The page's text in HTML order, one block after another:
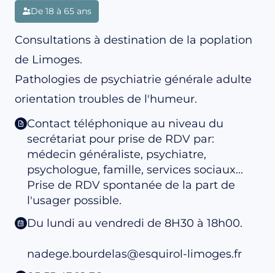
De 18 à 65 ans
Consultations à destination de la poplation
de Limoges.
Pathologies de psychiatrie générale adulte
orientation troubles de l'humeur.
Contact téléphonique au niveau du
secrétariat pour prise de RDV par:
médecin généraliste, psychiatre,
psychologue, famille, services sociaux...
Prise de RDV spontanée de la part de
l'usager possible.
Du lundi au vendredi de 8H30 à 18h00.
nadege.bourdelas@esquirol-limoges.fr